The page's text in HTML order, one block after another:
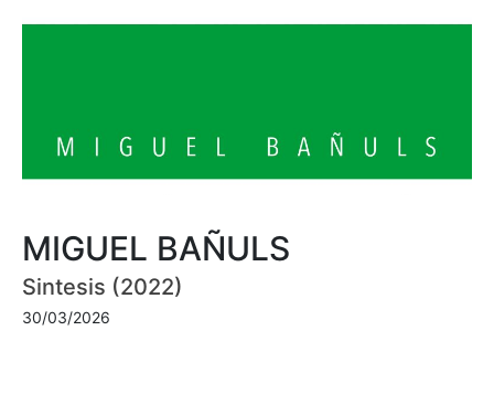
MIGUEL BAÑULS
Sintesis (2022)
30/03/2026